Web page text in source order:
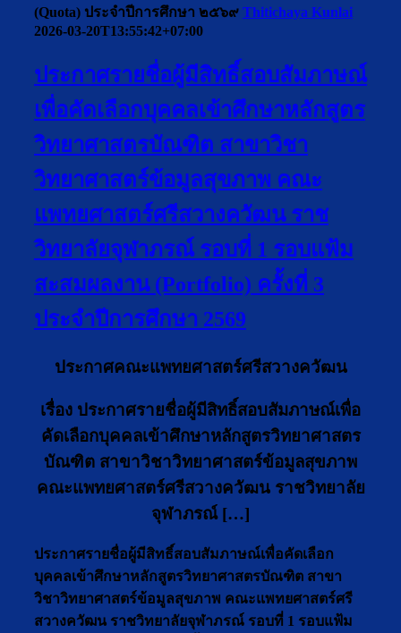
(Quota) ประจำปีการศึกษา ๒๕๖๙ Thitichaya Kunlai
2026-03-20T13:55:42+07:00
ประกาศรายชื่อผู้มีสิทธิ์สอบสัมภาษณ์
เพื่อคัดเลือกบุคคลเข้าศึกษาหลักสูตร
วิทยาศาสตรบัณฑิต สาขาวิชา
วิทยาศาสตร์ข้อมูลสุขภาพ คณะ
แพทยศาสตร์ศรีสวางควัฒน ราช
วิทยาลัยจุฬาภรณ์ รอบที่ 1 รอบแฟ้ม
สะสมผลงาน (Portfolio) ครั้งที่ 3
ประจำปีการศึกษา 2569
ประกาศคณะแพทยศาสตร์ศรีสวางควัฒน
เรื่อง ประกาศรายชื่อผู้มีสิทธิ์สอบสัมภาษณ์เพื่อ
คัดเลือกบุคคลเข้าศึกษาหลักสูตรวิทยาศาสตร
บัณฑิต สาขาวิชาวิทยาศาสตร์ข้อมูลสุขภาพ
คณะแพทยศาสตร์ศรีสวางควัฒน ราชวิทยาลัย
จุฬาภรณ์ […]
ประกาศรายชื่อผู้มีสิทธิ์สอบสัมภาษณ์เพื่อคัดเลือก
บุคคลเข้าศึกษาหลักสูตรวิทยาศาสตรบัณฑิต สาขา
วิชาวิทยาศาสตร์ข้อมูลสุขภาพ คณะแพทยศาสตร์ศรี
สวางควัฒน ราชวิทยาลัยจุฬาภรณ์ รอบที่ 1 รอบแฟ้ม